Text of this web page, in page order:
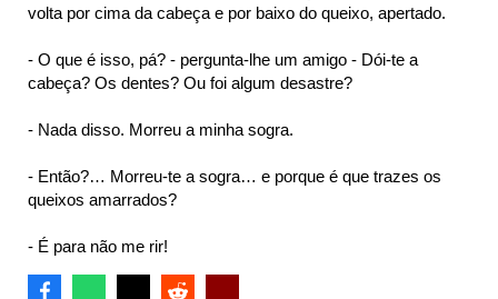
volta por cima da cabeça e por baixo do queixo, apertado.
- O que é isso, pá? - pergunta-lhe um amigo - Dói-te a
cabeça? Os dentes? Ou foi algum desastre?
- Nada disso. Morreu a minha sogra.
- Então?… Morreu-te a sogra… e porque é que trazes os
queixos amarrados?
- É para não me rir!